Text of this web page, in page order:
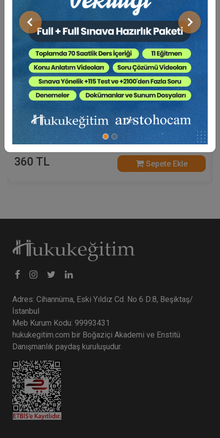
Önceki Sonraki
Tüketi̇ci̇ Hukukunda Güncel Sorunlar - XIII.
Tüketi̇ci̇ Hukuku Kongresi̇ - I. Oturum Video
360 TL Sepete Ekle
Adres: Cihannüma, Eski Yıldız Cd. No 6 D:8, Beşiktaş/
İstanbul
Meb Kurum Kodu: 99993431
hukukegitim.com bir Boğaziçi Akademi ve Enstitü
Danışmanlık paydaş kuruluşudur.